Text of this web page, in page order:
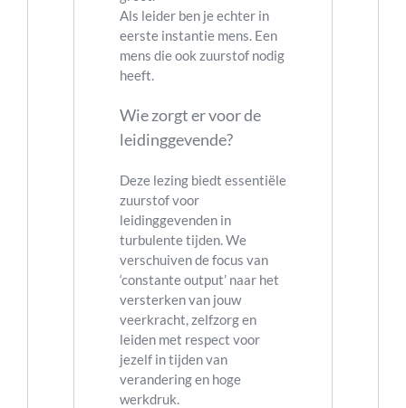
Als leider ben je echter in
eerste instantie mens. Een
mens die ook zuurstof nodig
heeft.
Wie zorgt er voor de
leidinggevende?
Deze lezing biedt essentiële
zuurstof voor
leidinggevenden in
turbulente tijden. We
verschuiven de focus van
‘constante output’ naar het
versterken van jouw
veerkracht, zelfzorg en
leiden met respect voor
jezelf in tijden van
verandering en hoge
werkdruk.